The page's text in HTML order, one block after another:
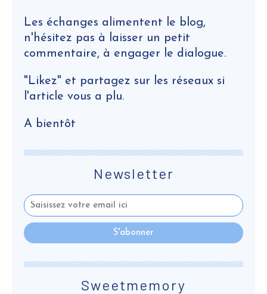
Newsletter
Sweetmemory
Les échanges alimentent le blog,
n'hésitez pas à laisser un petit
commentaire, à engager le dialogue.
"Likez" et partagez sur les réseaux si
l'article vous a plu.
A bientôt